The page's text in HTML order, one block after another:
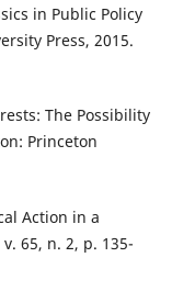
in Public Policy
Press, 2015.
The Possibility
Princeton
Action in a
65, n. 2, p. 135-